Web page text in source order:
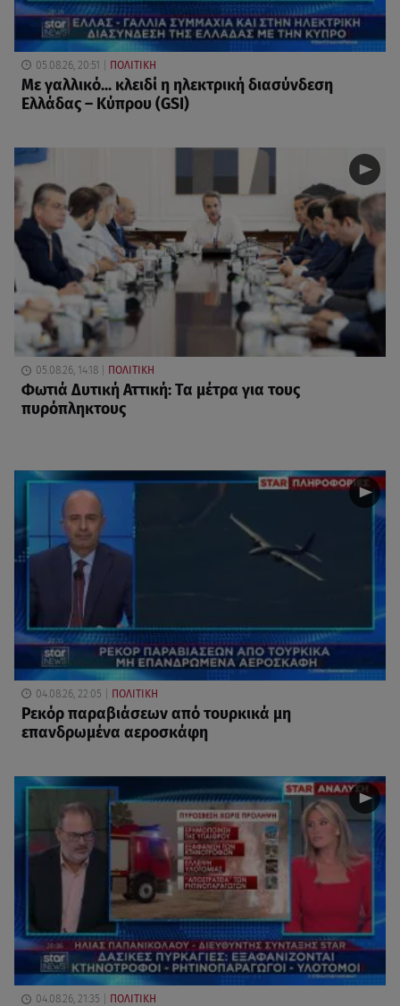
05.08.26, 20:51 ΠΟΛΙΤΙΚΗ
Με γαλλικό... κλειδί η ηλεκτρική διασύνδεση
Ελλάδας – Κύπρου (GSI)
05.08.26, 14:18 ΠΟΛΙΤΙΚΗ
Φωτιά Δυτική Αττική: Τα μέτρα για τους
πυρόπληκτους
04.08.26, 22:05 ΠΟΛΙΤΙΚΗ
Ρεκόρ παραβιάσεων από τουρκικά μη
επανδρωμένα αεροσκάφη
04.08.26, 21:35 ΠΟΛΙΤΙΚΗ